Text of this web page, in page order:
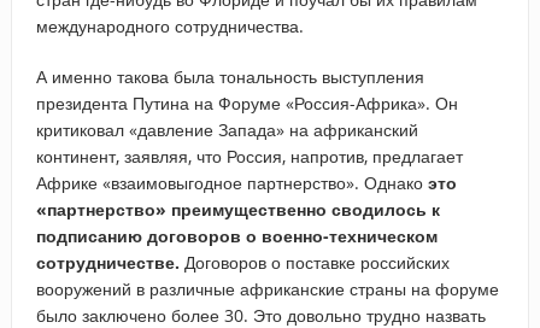
международного сотрудничества.
А именно такова была тональность выступления
президента Путина на Форуме «Россия-Африка». Он
критиковал «давление Запада» на африканский
континент, заявляя, что Россия, напротив, предлагает
Африке «взаимовыгодное партнерство». Однако это
«партнерство» преимущественно сводилось к
подписанию договоров о военно-техническом
сотрудничестве. Договоров о поставке российских
вооружений в различные африканские страны на форуме
было заключено более 30. Это довольно трудно назвать